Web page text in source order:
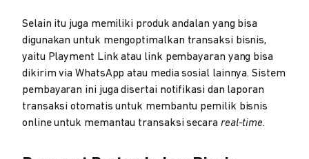
Selain itu juga memiliki produk andalan yang bisa
digunakan untuk mengoptimalkan transaksi bisnis,
yaitu Playment Link atau link pembayaran yang bisa
dikirim via WhatsApp atau media sosial lainnya. Sistem
pembayaran ini juga disertai notifikasi dan laporan
transaksi otomatis untuk membantu pemilik bisnis
online untuk memantau transaksi secara real-time.